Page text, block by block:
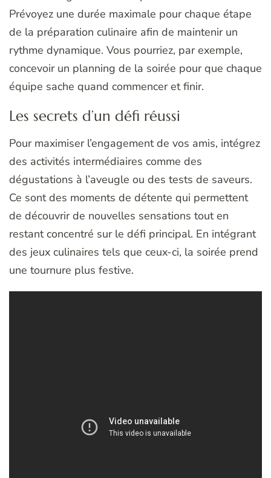
Prévoyez une durée maximale pour chaque étape
de la préparation culinaire afin de maintenir un
rythme dynamique. Vous pourriez, par exemple,
concevoir un planning de la soirée pour que chaque
équipe sache quand commencer et finir.
Les secrets d’un défi réussi
Pour maximiser l’engagement de vos amis, intégrez
des activités intermédiaires comme des
dégustations à l’aveugle ou des tests de saveurs.
Ce sont des moments de détente qui permettent
de découvrir de nouvelles sensations tout en
restant concentré sur le défi principal. En intégrant
des jeux culinaires tels que ceux-ci, la soirée prend
une tournure plus festive.